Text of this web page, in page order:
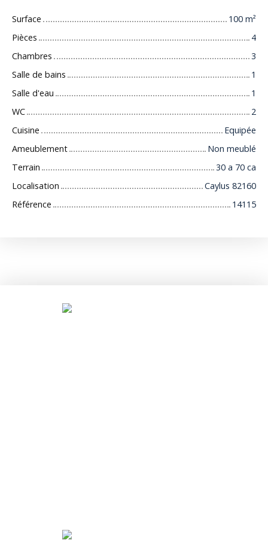
Surface 100 m²
Pièces
4
Chambres
3
Salle de bains
1
Salle d'eau
1
WC
2
Cuisine
Equipée
Ameublement
Non meublé
Terrain
30 a 70 ca
Localisation
Caylus 82160
Référence
14115